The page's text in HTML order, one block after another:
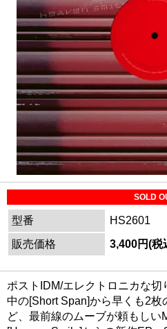
SOLD
型番
HS2601
販売価格
3,400円(税
ポストIDM/エレクトロニカな
中の[Short Span]から早くも2枚
ど、最前線のムーブが頼もしい